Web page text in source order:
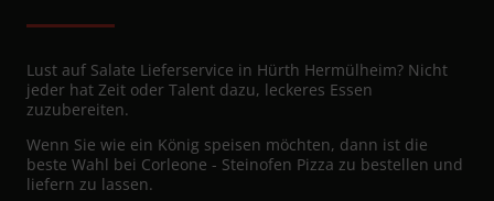
Lust auf Salate Lieferservice in Hürth Hermülheim? Nicht
jeder hat Zeit oder Talent dazu, leckeres Essen
zuzubereiten.
Wenn Sie wie ein König speisen möchten, dann ist die
beste Wahl bei Corleone - Steinofen Pizza zu bestellen und
liefern zu lassen.